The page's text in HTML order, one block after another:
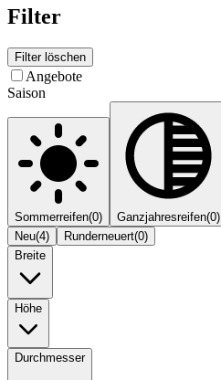
Filter
Filter löschen
Angebote
Saison
Sommerreifen(0) Ganzjahresreifen(0)
Neu(4) Runderneuert(0)
Breite
Höhe
Durchmesser